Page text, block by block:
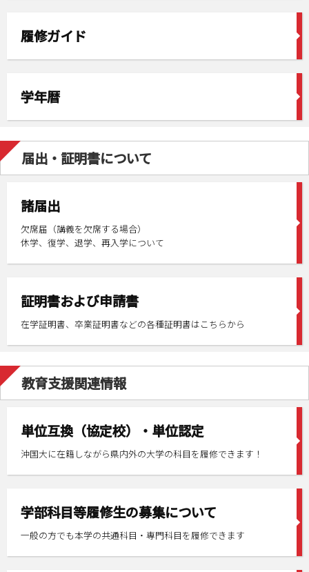
履修ガイド
学年暦
届出・証明書について
諸届出
欠席届（講義を欠席する場合）
休学、復学、退学、再入学について
証明書および申請書
在学証明書、卒業証明書などの各種証明書はこちらから
教育支援関連情報
単位互換（協定校）・単位認定
沖国大に在籍しながら県内外の大学の科目を履修できます！
学部科目等履修生の募集について
一般の方でも本学の共通科目・専門科目を履修できます